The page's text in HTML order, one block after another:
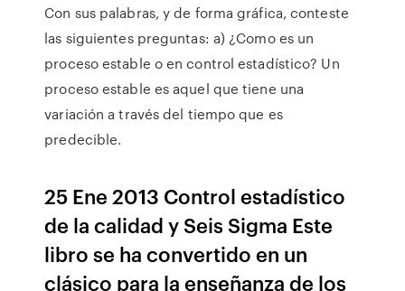
Con sus palabras, y de forma gráfica, conteste
las siguientes preguntas: a) ¿Como es un
proceso estable o en control estadístico? Un
proceso estable es aquel que tiene una
variación a través del tiempo que es
predecible.
25 Ene 2013 Control estadístico
de la calidad y Seis Sigma Este
libro se ha convertido en un
clásico para la enseñanza de los